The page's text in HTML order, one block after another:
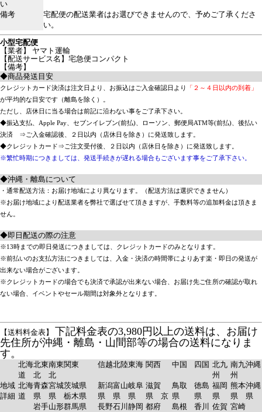
い
備考
宅配便の配送業者はお選びできませんので、予めご了承くださ
い。
小型宅配便
【業者】 ヤマト運輸
【配送サービス名】宅急便コンパクト
【備考】
◆商品発送目安
クレジットカード決済は注文日より、お振込はご入金確認日より
「２～４日以内の到着」
が平均的な目安です（離島を除く）。
ただし、店休日に当る場合は前記に沿わない事をご了承下さい。
◆振込支払、Apple Pay、セブンイレブン(前払)、ローソン、郵便局ATM等(前払)、後払い
決済 ⇒ご入金確認後、２日以内（店休日を除き）に発送致します。
◆クレジットカード⇒ご注文受付後、２日以内（店休日を除き）に発送致します。
※繁忙時期につきましては、発送手続きが遅れる場合もございます事をご了承下さい。
◆沖縄・離島について
・通常配送方法：お届け地域により異なります。（配送方法は選択できません）
※お届け地域により配送業者を弊社で選ばせて頂きますが、手数料等の追加料金は頂きま
せん。
◆即日配送の際の注意
※13時までの即日発送につきましては、クレジットカードのみとなります。
※前払いのお支払方法につきましては、入金・決済の時間帯によりあす楽・即日の発送が
出来ない場合がございます。
※クレジットカードの場合でも決済で承認が出来ない場合、お届け先ご住所の確認が取れ
ない場合、イベントやセール期間は対象外となります。
【送料料金表】
下記料金表の3,980円以上の送料は、お届け
先住所が沖縄・離島・山間部等の場合の送料になりま
す。
北海
道
北東
北
南東
北
関東 信越北陸東海 関西 中国 四国 北九
州
南九
州
沖縄
地域
詳細
北海
道
青森
県
岩手
宮城
県
山形
茨城県
栃木県
群馬県
新潟
県
長野
富山
県
石川
岐阜
県
静岡
滋賀
県 京
都府
鳥取
県
島根
徳島
県
香川
福岡
県
佐賀
熊本
県
宮崎
沖縄
県